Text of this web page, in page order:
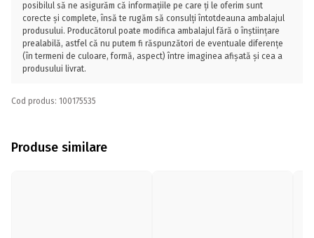
posibilul să ne asigurăm că informațiile pe care ți le oferim sunt
corecte și complete, însă te rugăm să consulți întotdeauna ambalajul
produsului. Producătorul poate modifica ambalajul fără o înștiințare
prealabilă, astfel că nu putem fi răspunzători de eventuale diferențe
(în termeni de culoare, formă, aspect) între imaginea afișată și cea a
produsului livrat.
Cod produs: 100175535
Produse similare